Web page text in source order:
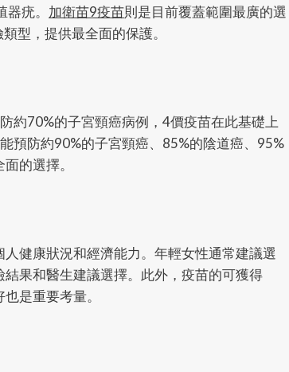
疣。 加衛苗9疫苗則是目前覆蓋範圍最廣的選
型，提供最全面的保護。
約70%的子宮頸癌病例，4價疫苗在此基礎上
預防約90%的子宮頸癌、85%的陰道癌、95%
的選擇。
健康狀況和經濟能力。年輕女性通常建議選
果和醫生建議選擇。此外，疫苗的可獲得
是重要考量。